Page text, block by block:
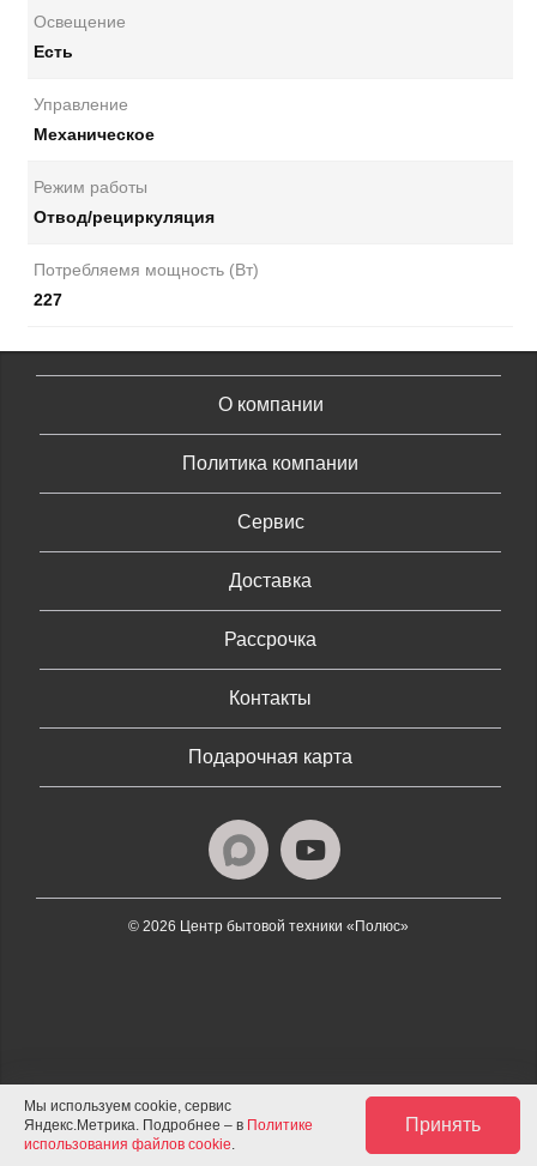
Освещение
Есть
Управление
Механическое
Режим работы
Отвод/рециркуляция
Потребляемя мощность (Вт)
227
О компании
Политика компании
Сервис
Доставка
Рассрочка
Контакты
Подарочная карта
© 2026 Центр бытовой техники «Полюс»
Мы используем cookie, сервис
Яндекс.Метрика. Подробнее – в Политике
использования файлов cookie.
Принять